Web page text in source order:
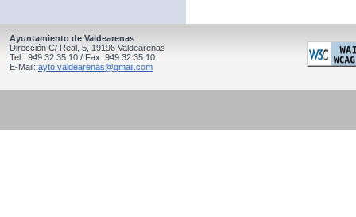
Ayuntamiento de Valdearenas
Dirección C/ Real, 5, 19196 Valdearenas
Tel.: 949 32 35 10 / Fax: 949 32 35 10
E-Mail: ayto.valdearenas@gmail.com